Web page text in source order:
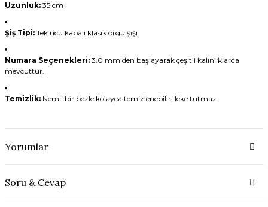
Uzunluk:35 cm
Şiş Tipi:Tek ucu kapalı klasik örgü şişi
Numara Seçenekleri:3.0 mm'den başlayarak çeşitli kalınlıklarda
mevcuttur.
Temizlik:Nemli bir bezle kolayca temizlenebilir, leke tutmaz.
Yorumlar
Soru & Cevap